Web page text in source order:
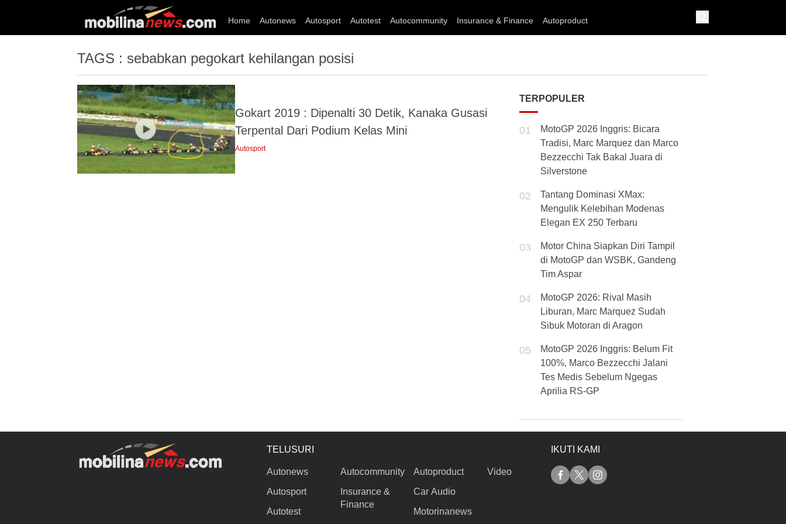
Home Autonews Autosport Autotest Autocommunity Insurance & Finance Autoproduct
TAGS : sebabkan pegokart kehilangan posisi
Gokart 2019 : Dipenalti 30 Detik, Kanaka Gusasi
Terpental Dari Podium Kelas Mini
Autosport
TERPOPULER
01
MotoGP 2026 Inggris: Bicara
Tradisi, Marc Marquez dan Marco
Bezzecchi Tak Bakal Juara di
Silverstone
02
Tantang Dominasi XMax:
Mengulik Kelebihan Modenas
Elegan EX 250 Terbaru
03
Motor China Siapkan Diri Tampil
di MotoGP dan WSBK, Gandeng
Tim Aspar
04
MotoGP 2026: Rival Masih
Liburan, Marc Marquez Sudah
Sibuk Motoran di Aragon
05
MotoGP 2026 Inggris: Belum Fit
100%, Marco Bezzecchi Jalani
Tes Medis Sebelum Ngegas
Aprilia RS-GP
TELUSURI
Autonews
Autosport
Autotest
Autocommunity
Insurance &
Finance
Autoproduct
Car Audio
Motorinanews
Video
IKUTI KAMI